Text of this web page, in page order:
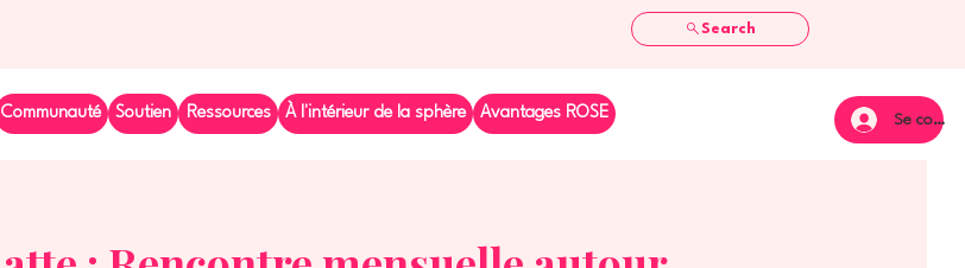
Communauté Soutien Ressources À l'intérieur de la sphère Avantages ROSE Se
Search